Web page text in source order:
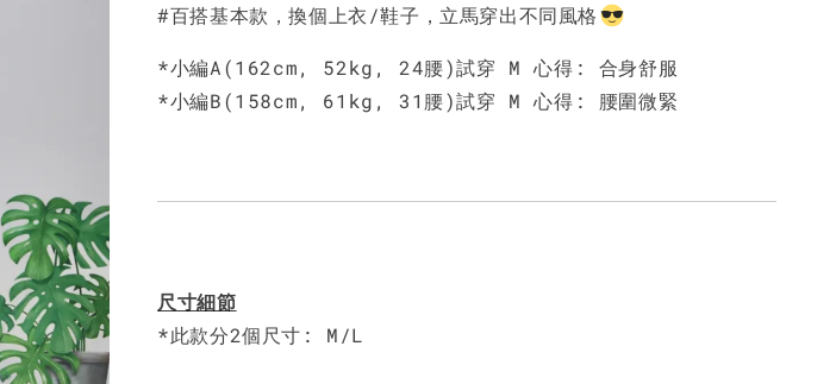
加入購物車
#百搭基本款，換個上衣/鞋子，立馬穿出不同風格
*小編A(162cm, 52kg, 24腰)試穿 M 心得: 合身舒服
*小編B(158cm, 61kg, 31腰)試穿 M 心得: 腰圍微緊
尺寸細節
*此款分2個尺寸: M/L